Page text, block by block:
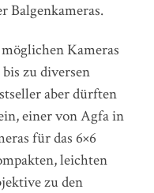
Balgenkameras.
Kameras
zu diversen
aber dürften
einer von Agfa in
für das 6×6
leichten
zu den